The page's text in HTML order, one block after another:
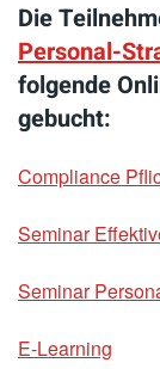
Die
Personal-
folgende
gebucht:
Compliance
Seminar
Seminar
E-Learning